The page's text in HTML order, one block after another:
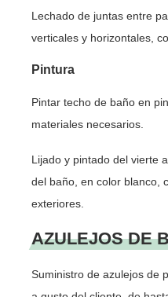
Lechado de juntas entre
verticales y horizontales,
Pintura
Pintar techo de baño en
materiales necesarios.
Lijado y pintado del vierte
del baño, en color blanco,
exteriores.
AZULEJOS DE
Suministro de azulejos de